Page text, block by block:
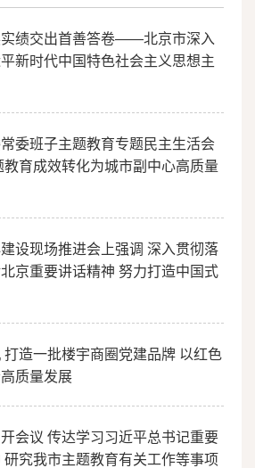
实绩交出首善答卷——北京市深入
新时代中国特色社会主义思想主
委班子主题教育专题民主生活会
教育成效转化为城市副中心高质量
设现场推进会上强调 深入贯彻落
京重要讲话精神 努力打造中国式
打造一批楼宇商圈党建品牌 以红色
质量发展
会议 传达学习习近平总书记重要
究我市主题教育有关工作等事项